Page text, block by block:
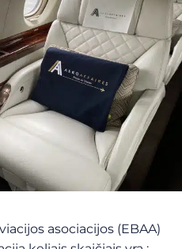
asociacijos (EBAA)